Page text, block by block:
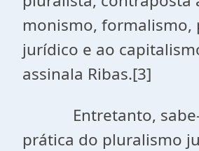
monismo, formalismo,
jurídico e ao
assinala Ribas.[3]
Entretanto, sabe-
prática do pluralismo